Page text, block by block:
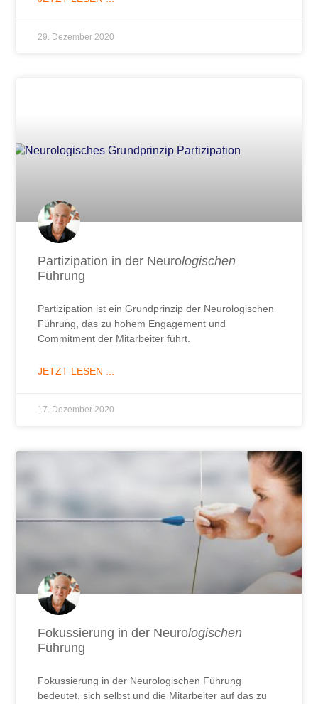
29. Dezember 2020
Partizipation in der Neurologischen
Führung
Partizipation ist ein Grundprinzip der Neurologischen
Führung, das zu hohem Engagement und
Commitment der Mitarbeiter führt.
JETZT LESEN ...
17. Dezember 2020
Fokussierung in der Neurologischen
Führung
Fokussierung in der Neurologischen Führung
bedeutet, sich selbst und die Mitarbeiter auf das zu